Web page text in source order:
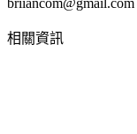
briiancom@gmail.com
相關資訊